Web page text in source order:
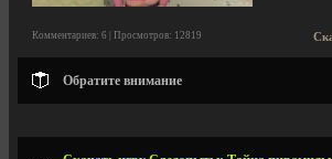
Комментариев: 6 | Просмотров: 12819
Обратите внимание